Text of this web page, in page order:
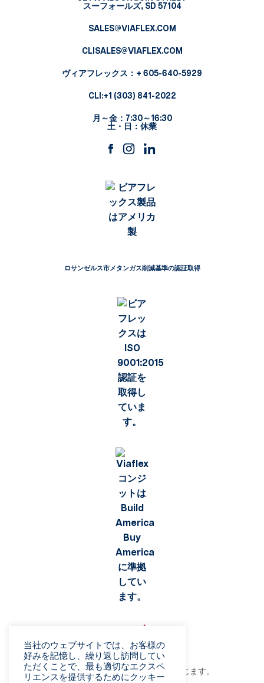
スーフォールズ, SD 57104
SALES@VIAFLEX.COM
CLISALES@VIAFLEX.COM
ヴィアフレックス ：+ 605-640-5929
CLI:+1 (303) 841-2022
月～金：7:30～16:30
土・日：休業
ロサンゼルス市メタンガス削減基準の認証取得
©2026 Viaflex. 無断複写・転載を禁じます。
当社のウェブサイトでは、お客様の
好みを記憶し、繰り返し訪問してい
ただくことで、最も適切なエクスペ
リエンスを提供するためにクッキー